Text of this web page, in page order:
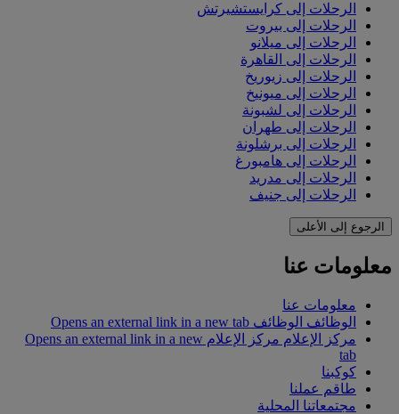
الرحلات إلى كرايستشيرتش
الرحلات إلى بيروت
الرحلات إلى ميلانو
الرحلات إلى القاهرة
الرحلات إلى زيوريخ
الرحلات إلى ميونيخ
الرحلات إلى لشبونة
الرحلات إلى طهران
الرحلات إلى برشلونة
الرحلات إلى هامبورغ
الرحلات إلى مدريد
الرحلات إلى جنيف
الرجوع إلى الأعلى
معلومات عنا
معلومات عنا
الوظائف الوظائف Opens an external link in a new tab
مركز الإعلام
مركز الإعلام Opens an external link in a new
tab
كوكبنا
طاقم عملنا
مجتمعاتنا المحلية